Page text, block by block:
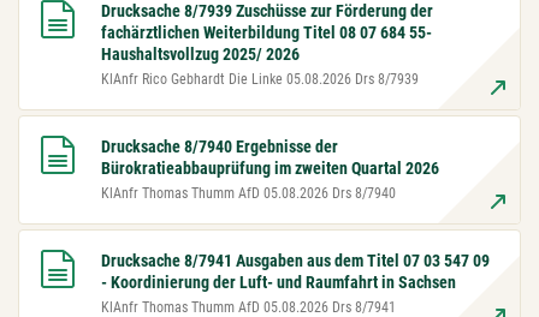
Drucksache 8/7939 Zuschüsse zur Förderung der
fachärztlichen Weiterbildung Titel 08 07 684 55-
Haushaltsvollzug 2025/ 2026
KlAnfr Rico Gebhardt Die Linke 05.08.2026 Drs 8/7939
Drucksache 8/7940 Ergebnisse der
Bürokratieabbauprüfung im zweiten Quartal 2026
KlAnfr Thomas Thumm AfD 05.08.2026 Drs 8/7940
Drucksache 8/7941 Ausgaben aus dem Titel 07 03 547 09
- Koordinierung der Luft- und Raumfahrt in Sachsen
KlAnfr Thomas Thumm AfD 05.08.2026 Drs 8/7941